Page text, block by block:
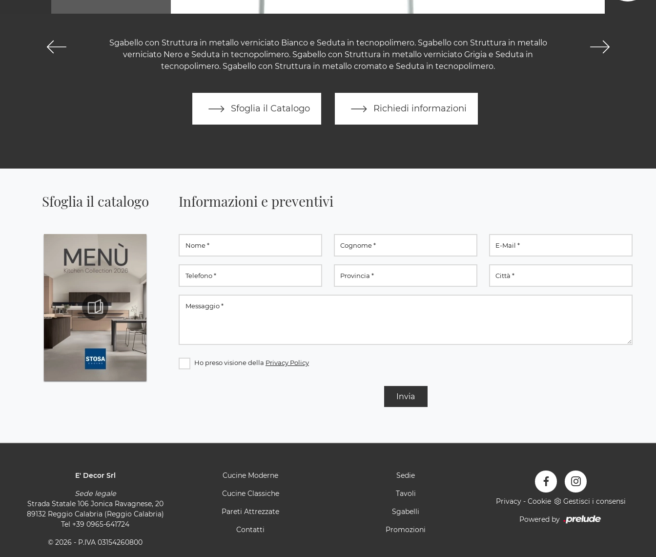
Sgabello con Struttura in metallo verniciato Bianco e Seduta in tecnopolimero. Sgabello con Struttura in metallo
verniciato Nero e Seduta in tecnopolimero. Sgabello con Struttura in metallo verniciato Grigia e Seduta in
tecnopolimero. Sgabello con Struttura in metallo cromato e Seduta in tecnopolimero.
Sfoglia il Catalogo Richiedi informazioni
Sfoglia il catalogo Informazioni e preventivi
Ho preso visione della Privacy Policy
Invia
E' Decor Srl
Sede legale
Strada Statale 106 Jonica Ravagnese, 20
89132 Reggio Calabria (Reggio Calabria)
Tel +39 0965-641724
© 2026 - P.IVA 03154260800
Cucine Moderne
Cucine Classiche
Pareti Attrezzate
Contatti
Sedie
Tavoli
Sgabelli
Promozioni
Privacy - Cookie Gestisci i consensi
Powered by